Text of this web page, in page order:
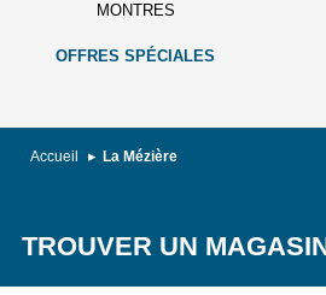
MONTRES
OFFRES SPÉCIALES
Accueil La Mézière
TROUVER UN